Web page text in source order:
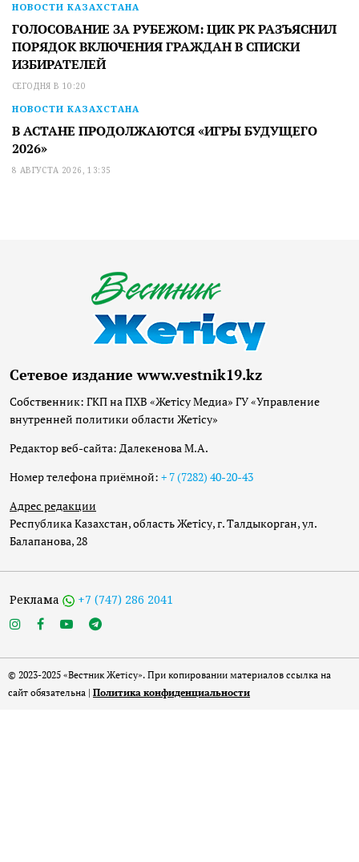
НОВОСТИ КАЗАХСТАНА
ГОЛОСОВАНИЕ ЗА РУБЕЖОМ: ЦИК РК РАЗЪЯСНИЛ
ПОРЯДОК ВКЛЮЧЕНИЯ ГРАЖДАН В СПИСКИ
ИЗБИРАТЕЛЕЙ
СЕГОДНЯ В 10:20
НОВОСТИ КАЗАХСТАНА
В АСТАНЕ ПРОДОЛЖАЮТСЯ «ИГРЫ БУДУЩЕГО
2026»
8 АВГУСТА 2026, 13:35
Сетевое издание www.vestnik19.kz
Собственник: ГКП на ПХВ «Жетісу Медиа» ГУ «Управление
внутренней политики области Жетісу»
Редактор веб-сайта: Далекенова М.А.
Номер телефона приёмной: + 7 (7282) 40-20-43
Адрес редакции
Республика Казахстан, область Жетісу, г. Талдыкорган, ул.
Балапанова, 28
Реклама +7 (747) 286 2041
© 2023-2025 «Вестник Жетісу». При копировании материалов ссылка на
сайт обязательна | Политика конфиденциальности